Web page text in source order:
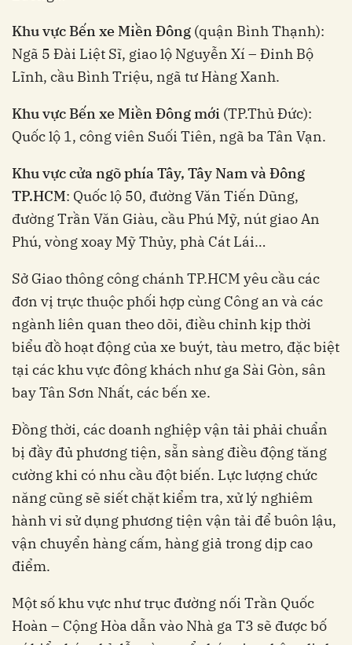
Khu vực Bến xe Miền Đông (quận Bình Thạnh):
Ngã 5 Đài Liệt Sĩ, giao lộ Nguyễn Xí – Đinh Bộ
Lĩnh, cầu Bình Triệu, ngã tư Hàng Xanh.
Khu vực Bến xe Miền Đông mới (TP.Thủ Đức):
Quốc lộ 1, công viên Suối Tiên, ngã ba Tân Vạn.
Khu vực cửa ngõ phía Tây, Tây Nam và Đông
TP.HCM: Quốc lộ 50, đường Văn Tiến Dũng,
đường Trần Văn Giàu, cầu Phú Mỹ, nút giao An
Phú, vòng xoay Mỹ Thủy, phà Cát Lái…
Sở Giao thông công chánh TP.HCM yêu cầu các
đơn vị trực thuộc phối hợp cùng Công an và các
ngành liên quan theo dõi, điều chỉnh kịp thời
biểu đồ hoạt động của xe buýt, tàu metro, đặc biệt
tại các khu vực đông khách như ga Sài Gòn, sân
bay Tân Sơn Nhất, các bến xe.
Đồng thời, các doanh nghiệp vận tải phải chuẩn
bị đầy đủ phương tiện, sẵn sàng điều động tăng
cường khi có nhu cầu đột biến. Lực lượng chức
năng cũng sẽ siết chặt kiểm tra, xử lý nghiêm
hành vi sử dụng phương tiện vận tải để buôn lậu,
vận chuyển hàng cấm, hàng giả trong dịp cao
điểm.
Một số khu vực như trục đường nối Trần Quốc
Hoàn – Cộng Hòa dẫn vào Nhà ga T3 sẽ được bố